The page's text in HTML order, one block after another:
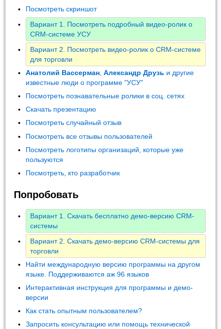
Посмотреть скриншот
Вариант 1. Посмотреть подробный видео-ролик о
CRM-системе УСУ
Вариант 2. Посмотреть видео-ролик о CRM-системе
для торговли
Анатолий Вассерман ,Александр Друзь и другие
известные люди о программе "УСУ"
Посмотреть познавательные ролики в соц. сетях
Скачать презентацию
Посмотреть случайный отзыв
Посмотреть все отзывы пользователей
Посмотреть логотипы организаций, которые уже
пользуются
Посмотреть, кто разработчик
Попробовать
Вариант 1. Скачать бесплатно демо-версию CRM-
системы
Вариант 2. Скачать демо-версию CRM-системы для
торговли
Найти международную версию программы на другом
языке. Поддерживаются аж 96 языков
Интерактивная инструкция для программы и демо-
версии
Как стать опытным пользователем?
Запросить консультацию или помощь технической